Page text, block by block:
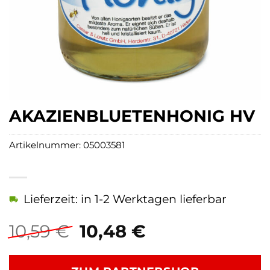
AKAZIENBLUETENHONIG HV
10,59€ Ursprünglicher
Preis
war:
10,48 €Aktueller
ist:
Lieferzeit: in 1-2 Werktagen lieferbar
Artikelnummer: 05003581